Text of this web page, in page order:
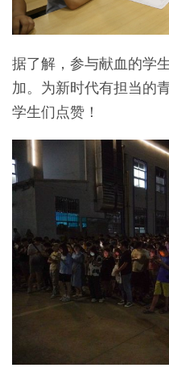
据了解，参与献血的学
加。为新时代有担当的
学生们点赞！